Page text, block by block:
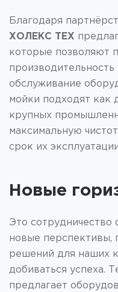
Благодаря
ХОЛЕКС ТЕХ
которые позволяют
производительность
обслуживание
мойки подходят как
крупных
максимальную
срок их
Новые
Это сотрудничество
новые перспективы,
решений для наших
добиваться успеха.
предлагает